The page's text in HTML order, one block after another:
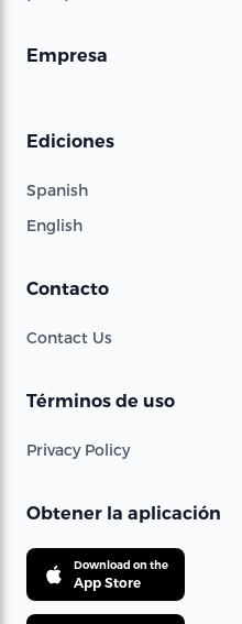
Empresa
Ediciones
Spanish
English
Contacto
Contact Us
Términos de uso
Privacy Policy
Obtener la aplicación
Download on the
App Store